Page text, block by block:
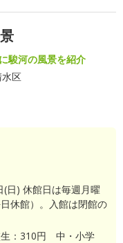
駿河の風景を紹介
水区
日) 休館日は毎週月曜
休館）。入館は閉館の
：310円 中・小学